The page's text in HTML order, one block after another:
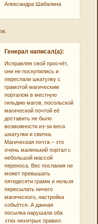
Александра Шабалина
Генерал написал(а):
Исправляя свой просчёт,
они не поскупились и
переслали шкатулку с
грамотой магическим
порталом в местную
гильдию магов, посольской
магической почтой её
доставить не было
возможности из-за веса
шкатулки и свитка.
Магическая почта – это
очень маленький портал с
небольшой массой
переноса. Вес послания не
может превышать
пятидесяти грамм и нельзя
пересылать ничего
магического, настройка
собьётся. А данная
посылка нарушала оба
этих нехитрых правил.